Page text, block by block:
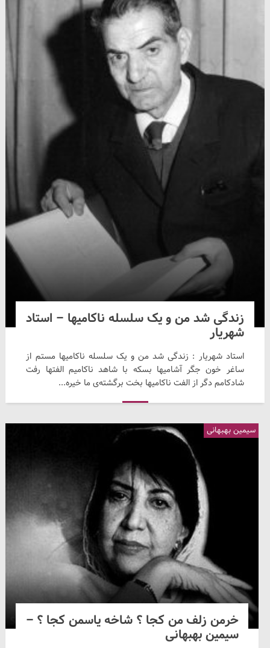
زندگی شد من و یک سلسله ناکامیها – استاد
شهریار
استاد شهریار : زندگی شد من و یک سلسله ناکامیها مستم از
ساغر خون جگر آشامیها بسکه با شاهد ناکامیم الفتها رفت
شادکامم دگر از الفت ناکامیها بخت برگشته‌ی ما خیره...
خرمن زلف من کجا ؟ شاخه یاسمن کجا ؟ –
سیمین بهبهانی
سیمین بهبهانی